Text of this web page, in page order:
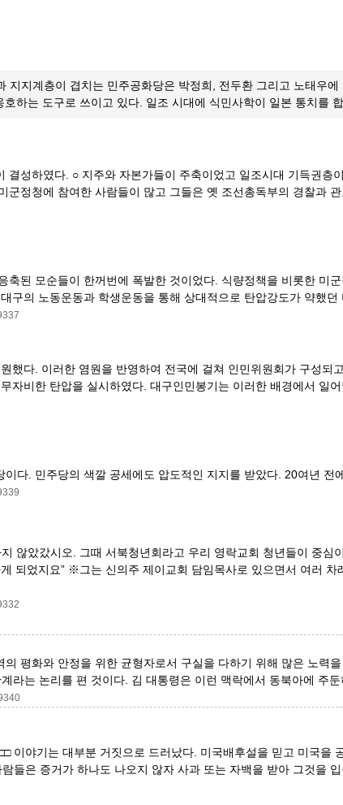
지지계층이 겹치는 민주공화당은 박정희, 전두환 그리고 노태우
하는 도구로 쓰이고 있다. 일조 시대에 식민사학이 일본 통치를
결성하였다. ○ 지주와 자본가들이 주축이었고 일조시대 기득권
군정청에 참여한 사람들이 많고 그들은 옛 조선총독부의 경찰과
축된 모순들이 한꺼번에 폭발한 것이었다. 식량정책을 비롯한
구의 노동운동과 학생운동을 통해 상대적으로 탄압강도가 약했
했다. 이러한 염원을 반영하여 전국에 걸쳐 인민위원회가 구성
자비한 탄압을 실시하였다. 대구인민봉기는 이러한 배경에서
다. 민주당의 색깔 공세에도 압도적인 지지를 받았다. 20여년
않았갔시오. 그때 서북청년회라고 우리 영락교회 청년들이 중
되었지요” ※그는 신의주 제이교회 담임목사로 있으면서 여러
의 평화와 안정을 위한 균형자로서 구실을 다하기 위해 많은 노
라는 논리를 편 것이다. 김 대통령은 이런 맥락에서 동북아에 주
이야기는 대부분 거짓으로 드러났다. 미국배후설을 믿고 미국
들은 증거가 하나도 나오지 않자 사과 또는 자백을 받아 그것을 입